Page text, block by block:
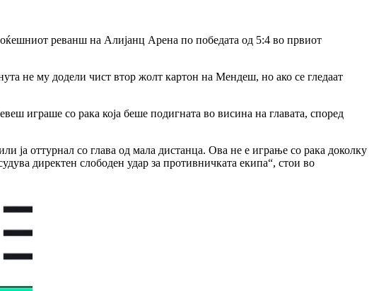
реванш на Алијанц Арена по победата од 5:4 во првиот
не му додели чист втор жолт картон на Мендеш, но ако се гледаат
играше со рака која беше подигната во висина на главата, според
ја оттурнал со глава од мала дистанца. Ова не е играње со рака доколку
директен слободен удар за противничката екипа“, стои во